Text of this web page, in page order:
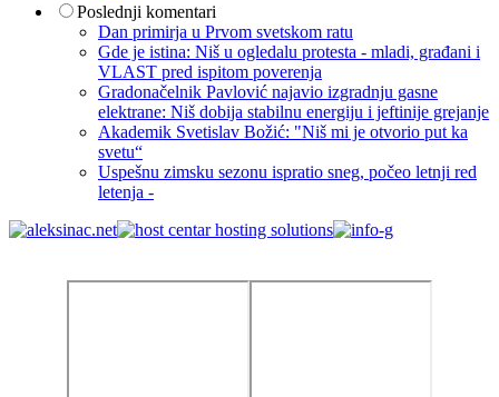
Poslednji komentari
Dan primirja u Prvom svetskom ratu
Gde je istina: Niš u ogledalu protesta - mladi, građani i
VLAST pred ispitom poverenja
Gradonačelnik Pavlović najavio izgradnju gasne
elektrane: Niš dobija stabilnu energiju i jeftinije grejanje
Akademik Svetislav Božić: "Niš mi je otvorio put ka
svetu“
Uspešnu zimsku sezonu ispratio sneg, počeo letnji red
letenja -